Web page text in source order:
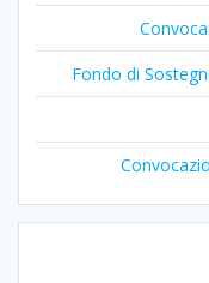
Fondo di